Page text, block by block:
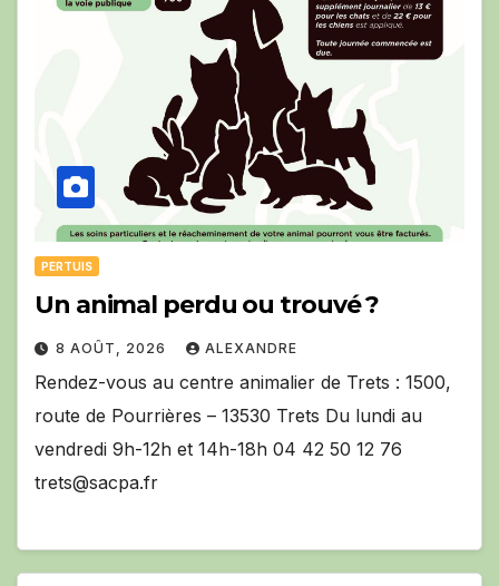
PERTUIS
Un animal perdu ou trouvé ?
8 AOÛT, 2026 ALEXANDRE
Rendez-vous au centre animalier de Trets : 1500,
route de Pourrières – 13530 Trets Du lundi au
vendredi 9h-12h et 14h-18h 04 42 50 12 76
trets@sacpa.fr